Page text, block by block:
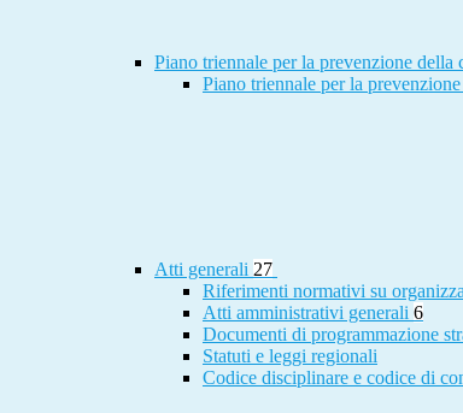
Piano triennale per la prevenzione della
Piano triennale per la
Atti generali 27
Riferimenti normativi su
Atti amministrativi generali 6
Documenti di programmazione
Statuti e leggi regionali
Codice disciplinare e codice di